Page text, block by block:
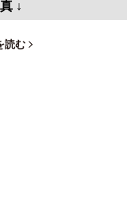
↓
読む